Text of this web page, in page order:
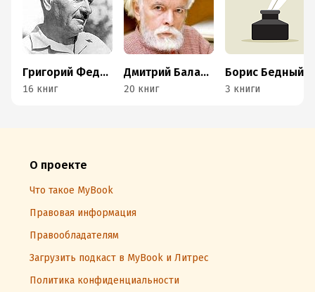
Григорий Федосеев
16 книг
Дмитрий Балашов
20 книг
Борис Бедный
3 книги
О проекте
Что такое MyBook
Правовая информация
Правообладателям
Загрузить подкаст в MyBook и Литрес
Политика конфиденциальности